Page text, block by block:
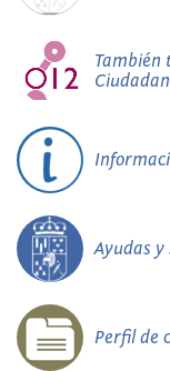
También
Ayudas y
Perfil de